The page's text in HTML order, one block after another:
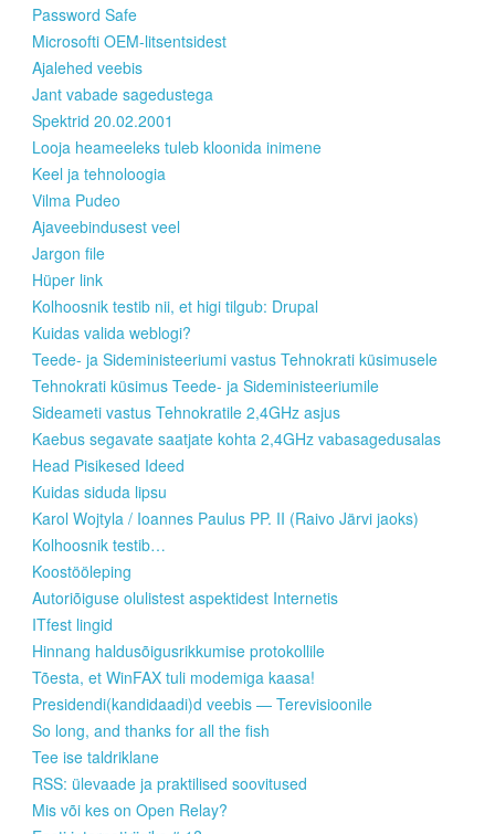
Password Safe
Microsofti OEM-litsentsidest
Ajalehed veebis
Jant vabade sagedustega
Spektrid 20.02.2001
Looja heameeleks tuleb kloonida inimene
Keel ja tehnoloogia
Vilma Pudeo
Ajaveebindusest veel
Jargon file
Hüper link
Kolhoosnik testib nii, et higi tilgub: Drupal
Kuidas valida weblogi?
Teede- ja Sideministeeriumi vastus Tehnokrati küsimusele
Tehnokrati küsimus Teede- ja Sideministeeriumile
Sideameti vastus Tehnokratile 2,4GHz asjus
Kaebus segavate saatjate kohta 2,4GHz vabasagedusalas
Head Pisikesed Ideed
Kuidas siduda lipsu
Karol Wojtyla / Ioannes Paulus PP. II (Raivo Järvi jaoks)
Kolhoosnik testib…
Koostööleping
Autoriõiguse olulistest aspektidest Internetis
ITfest lingid
Hinnang haldusõigusrikkumise protokollile
Tõesta, et WinFAX tuli modemiga kaasa!
Presidendi(kandidaadi)d veebis — Terevisioonile
So long, and thanks for all the fish
Tee ise taldriklane
RSS: ülevaade ja praktilised soovitused
Mis või kes on Open Relay?